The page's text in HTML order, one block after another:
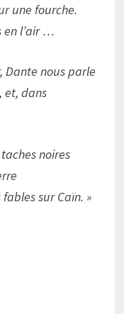
une fourche.
en l’air …
Dante nous parle
et, dans
noires
sur Caïn. »